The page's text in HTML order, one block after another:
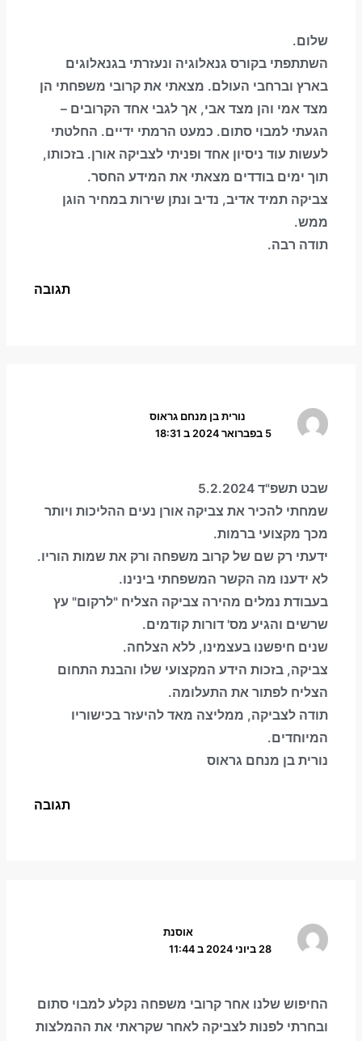
שלום.
השתתפתי בקורס גנאלוגיה ונעזרתי בגנאלוגים
בארץ וברחבי העולם. מצאתי את קרובי משפחתי הן
מצד אמי והן מצד אבי, אך לגבי אחד הקרובים –
הגעתי למבוי סתום. כמעט הרמתי ידיים. החלטתי
לעשות עוד ניסיון אחד ופניתי לצביקה אורן. בזכותו,
תוך ימים בודדים מצאתי את המידע החסר.
צביקה תמיד אדיב, נדיב ונתן שירות במחיר הוגן
ממש.
תודה רבה.
תגובה
נורית בן מנחם גראוס
5 בפברואר 2024 ב 18:31
שבט תשפ"ד 5.2.2024
שמחתי להכיר את צביקה אורן נעים ההליכות ויותר
מכך מקצועי ברמות.
ידעתי רק שם של קרוב משפחה ורק את שמות הוריו.
לא ידענו מה הקשר המשפחתי בינינו.
בעבודת נמלים מהירה צביקה הצליח "לרקום" עץ
שרשים והגיע מס' דורות קודמים.
שנים חיפשנו בעצמינו, ללא הצלחה.
צביקה, בזכות הידע המקצועי שלו והבנת התחום
הצליח לפתור את התעלומה.
תודה לצביקה, ממליצה מאד להיעזר בכישוריו
המיוחדים.
נורית בן מנחם גראוס
תגובה
אוסנת
28 ביוני 2024 ב 11:44
החיפוש שלנו אחר קרובי משפחה נקלע למבוי סתום
ובחרתי לפנות לצביקה לאחר שקראתי את ההמלצות